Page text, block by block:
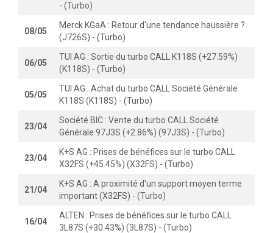
- (Turbo)
08/05
Merck KGaA : Retour d'une tendance haussière ?
(J726S) - (Turbo)
06/05
TUI AG : Sortie du turbo CALL K118S (+27.59%)
(K118S) - (Turbo)
05/05
TUI AG : Achat du turbo CALL Société Générale
K118S (K118S) - (Turbo)
23/04
Société BIC : Vente du turbo CALL Société
Générale 97J3S (+2.86%) (97J3S) - (Turbo)
23/04
K+S AG : Prises de bénéfices sur le turbo CALL
X32FS (+45.45%) (X32FS) - (Turbo)
21/04
K+S AG : A proximité d'un support moyen terme
important (X32FS) - (Turbo)
16/04
ALTEN : Prises de bénéfices sur le turbo CALL
3L87S (+30.43%) (3L87S) - (Turbo)